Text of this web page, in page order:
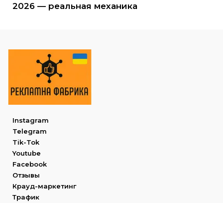
2026 — реальная механика
Instagram
Telegram
Tik-Tok
Youtube
Facebook
Отзывы
Крауд-маркетинг
Трафик